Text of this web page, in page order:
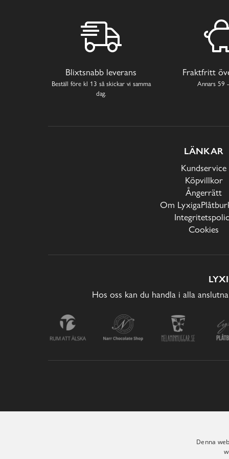
Blixtsnabb leverans
Beställ före kl 13 så skickar vi samma
dag.
Fraktfritt
Annars 59
LÄNKAR
Kundservice
Köpvillkor
Ångerrätt
Om
Cookies
Hos oss kan du handla i alla
Denna